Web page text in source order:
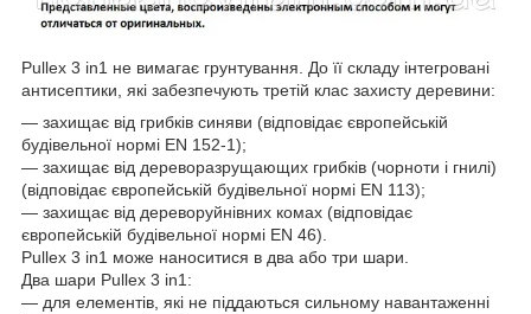
Pullex 3 in1 не вимагає грунтування. До її складу інтегровані
антисептики, які забезпечують третій клас захисту деревини:
― захищає від грибків синяви (відповідає європейській
будівельної нормі EN 152-1);
― захищає від дереворазрущающих грибків (чорноти і гнилі)
(відповідає європейській будівельної нормі EN 113);
― захищає від дереворуйнівних комах (відповідає
європейській будівельної нормі EN 46).
Pullex 3 in1 може наноситися в два або три шари.
Два шари Pullex 3 in1:
― для елементів, які не піддаються сильному навантаженні